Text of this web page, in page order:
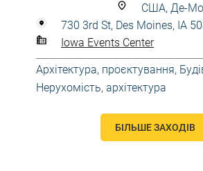
США, Де-
730 3rd St, Des Moines, IA
Iowa Events Center
Архітектура, проєктування,
Нерухомість, архітектура
БІЛЬШЕ ЗАХОДІВ